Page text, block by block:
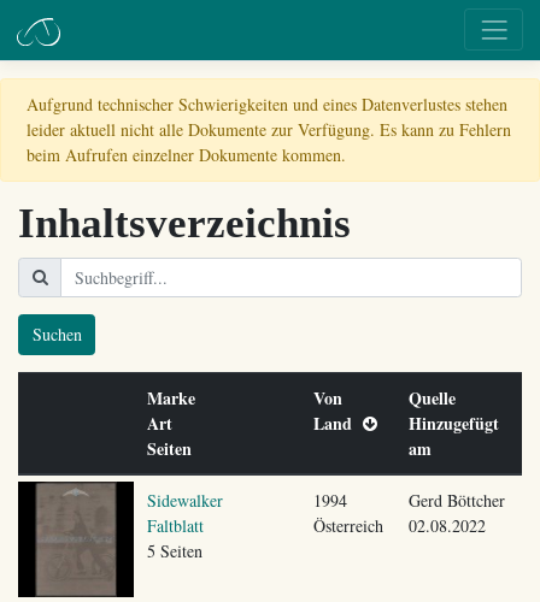
Aufgrund technischer Schwierigkeiten und eines Datenverlustes stehen
leider aktuell nicht alle Dokumente zur Verfügung. Es kann zu Fehlern
beim Aufrufen einzelner Dokumente kommen.
Inhaltsverzeichnis
Suchen
Marke
Art
Seiten
Von
Land
Quelle
Hinzugefügt
am
Sidewalker
Faltblatt
5 Seiten
1994
Österreich
Gerd Böttcher
02.08.2022